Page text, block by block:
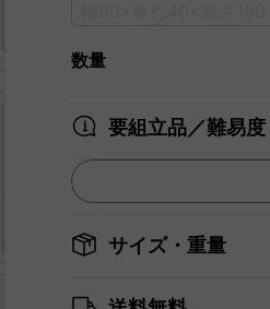
数量
要組立品／難易
サイズ・重量